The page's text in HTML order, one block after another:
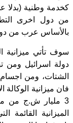
كخدمة وطنية (بدلا
من دول اخرى
بالأساس عرب من
سوف تأتي ميزانية
دولة اسرائيل ومن
الشتات، ومن اجسام
3 مليار ش.ج من
الميزانية القائمة